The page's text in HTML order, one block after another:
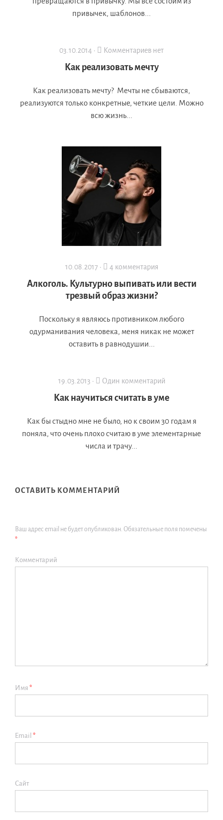
привычек, шаблонов...
03.10.2014 · Комментариев нет
Как реализовать мечту
Как реализовать мечту? Мечты не сбываются,
реализуются только конкретные, четкие цели. Можно
всю жизнь...
10.08.2017 · 4 комментария
Алкоголь. Культурно выпивать или вести
трезвый образ жизни?
Поскольку я являюсь противником любого
одурманивания человека, меня никак не может
оставить в равнодушии...
19.03.2013 · Один комментарий
Как научиться считать в уме
Как бы стыдно мне не было, но к своим 30 годам я
поняла, что очень плохо считаю в уме элементарные
числа и трачу...
ОСТАВИТЬ КОММЕНТАРИЙ
Ваш адрес email не будет опубликован. Обязательные поля помечены
*
Комментарий
Имя *
Email *
Сайт